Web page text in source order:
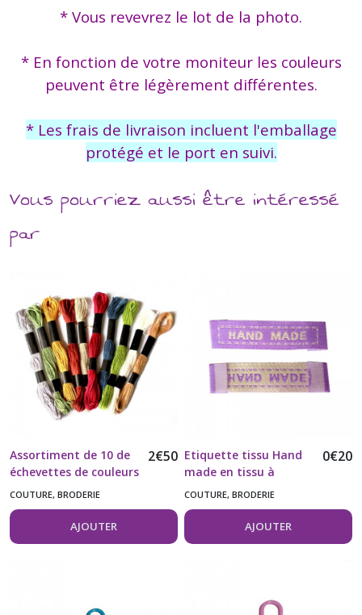
* Vous revevrez le lot de la photo.
* En fonction de votre moniteur les couleurs
peuvent être légèrement différentes.
* Les frais de livraison incluent l'emballage
protégé et le port en suivi.
Vous pourriez aussi être intéressé
par
Assortiment de 10 de
échevettes de couleurs
2€50
COUTURE, BRODERIE
AJOUTER
Etiquette tissu Hand
made en tissu à
coudre couleur mauve
0€20
COUTURE, BRODERIE
AJOUTER